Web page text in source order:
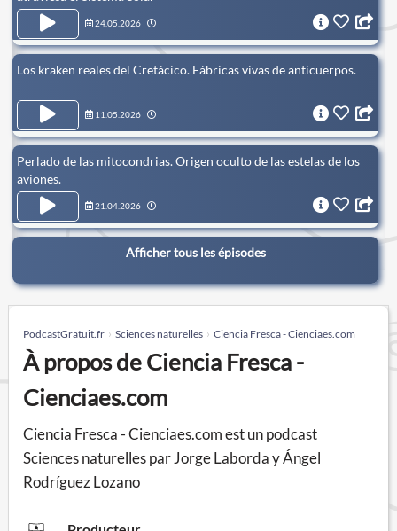
24.05.2026
Los kraken reales del Cretácico. Fábricas vivas de anticuerpos.
11.05.2026
Perlado de las mitocondrias. Origen oculto de las estelas de los
aviones.
21.04.2026
Afficher tous les épisodes
PodcastGratuit.fr Sciences naturelles Ciencia Fresca - Cienciaes.com
À propos de Ciencia Fresca -
Cienciaes.com
Ciencia Fresca - Cienciaes.com est un podcast
Sciences naturelles par Jorge Laborda y Ángel
Rodríguez Lozano